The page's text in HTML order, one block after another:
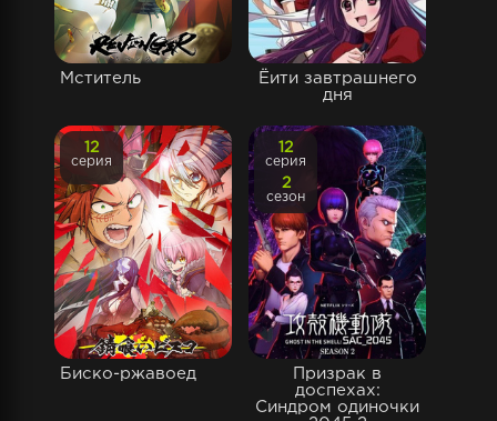
Мститель
Ёити завтрашнего
дня
Биско-ржавоед
12
серия
Призрак в
доспехах:
Синдром одиночки
12
серия
2
сезон